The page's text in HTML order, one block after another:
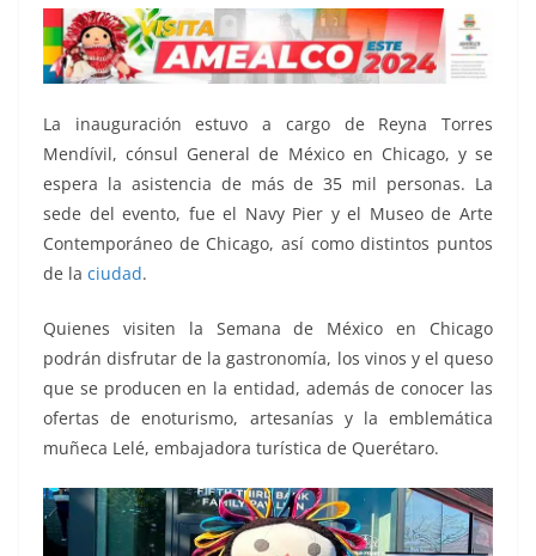
La inauguración estuvo a cargo de Reyna Torres
Mendívil, cónsul General de México en Chicago, y se
espera la asistencia de más de 35 mil personas. La
sede del evento, fue el Navy Pier y el Museo de Arte
Contemporáneo de Chicago, así como distintos puntos
de la ciudad.
Quienes visiten la Semana de México en Chicago
podrán disfrutar de la gastronomía, los vinos y el queso
que se producen en la entidad, además de conocer las
ofertas de enoturismo, artesanías y la emblemática
muñeca Lelé, embajadora turística de Querétaro.